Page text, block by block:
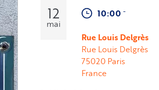
12
mai
10:00 -
Rue Louis Delgrès
Rue Louis Delgrès
75020 Paris
France